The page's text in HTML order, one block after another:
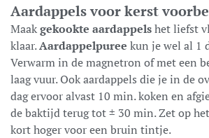
Aardappels voor kerst
Maakgekookte aardappelshet liefst
klaar.Aardappelpuree kun je wel al 1
Verwarm in de magnetron of met een
laag vuur. Ook aardappels die je in de
dag ervoor alvast 10 min. koken en
de baktijd terug tot ± 30 min. Zet op
kort hoger voor een bruin tintje.